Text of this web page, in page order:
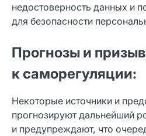
недостоверность данных и
для безопасности
Прогнозы и
к саморегуляции:
Некоторые источники и
прогнозируют дальнейший
и предупреждают, что